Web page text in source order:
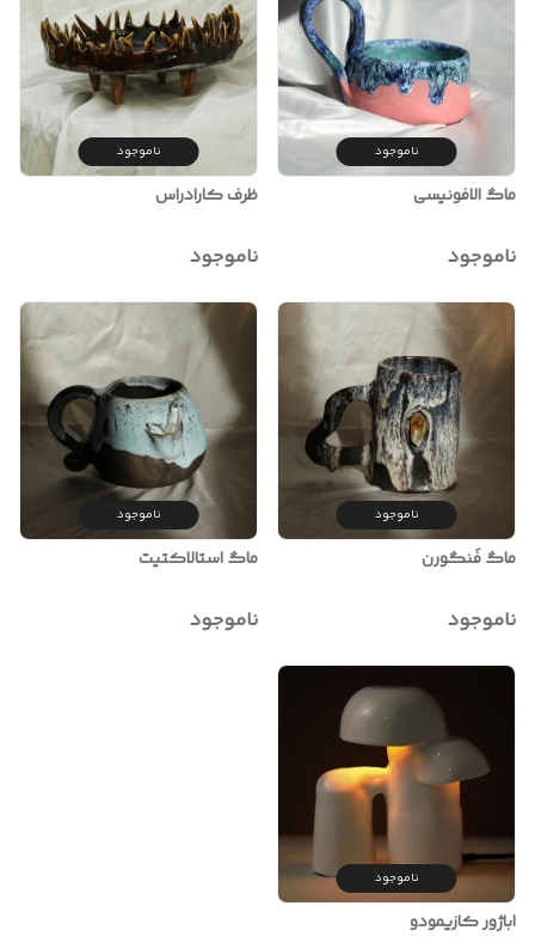
ناموجود
ماگ الافونیسی
ناموجود
ناموجود
ظرف کارادراس
ناموجود
ناموجود
ماگ فَنگورن
ناموجود
ناموجود
ماگ استالاکتیت
ناموجود
ناموجود
اباژور کازیمودو